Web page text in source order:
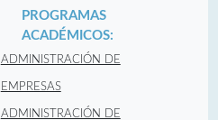
PROGRAMAS
ACADÉMICOS:
ADMINISTRACIÓN DE
EMPRESAS
ADMINISTRACIÓN DE